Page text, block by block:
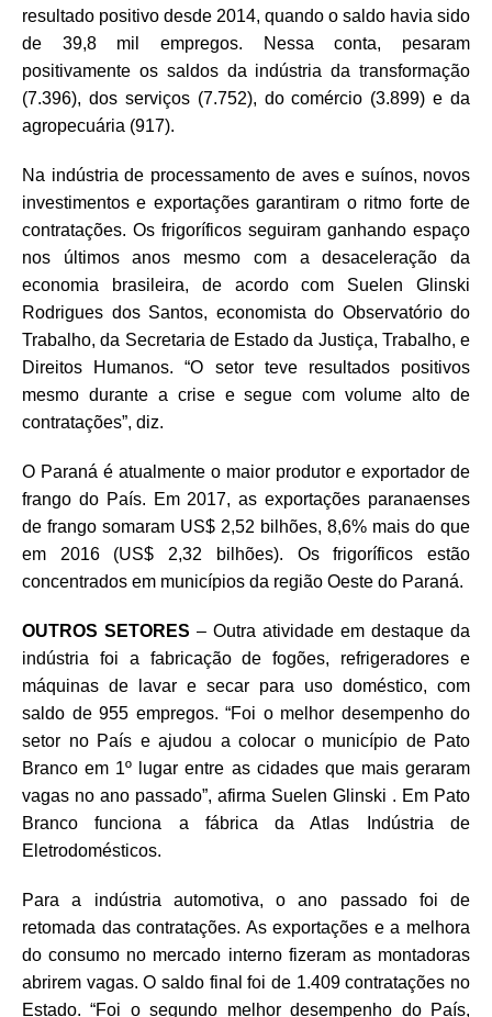
resultado positivo desde 2014, quando o saldo havia sido
de 39,8 mil empregos. Nessa conta, pesaram
positivamente os saldos da indústria da transformação
(7.396), dos serviços (7.752), do comércio (3.899) e da
agropecuária (917).
Na indústria de processamento de aves e suínos, novos
investimentos e exportações garantiram o ritmo forte de
contratações. Os frigoríficos seguiram ganhando espaço
nos últimos anos mesmo com a desaceleração da
economia brasileira, de acordo com Suelen Glinski
Rodrigues dos Santos, economista do Observatório do
Trabalho, da Secretaria de Estado da Justiça, Trabalho, e
Direitos Humanos. “O setor teve resultados positivos
mesmo durante a crise e segue com volume alto de
contratações”, diz.
O Paraná é atualmente o maior produtor e exportador de
frango do País. Em 2017, as exportações paranaenses
de frango somaram US$ 2,52 bilhões, 8,6% mais do que
em 2016 (US$ 2,32 bilhões). Os frigoríficos estão
concentrados em municípios da região Oeste do Paraná.
OUTROS SETORES – Outra atividade em destaque da
indústria foi a fabricação de fogões, refrigeradores e
máquinas de lavar e secar para uso doméstico, com
saldo de 955 empregos. “Foi o melhor desempenho do
setor no País e ajudou a colocar o município de Pato
Branco em 1º lugar entre as cidades que mais geraram
vagas no ano passado”, afirma Suelen Glinski . Em Pato
Branco funciona a fábrica da Atlas Indústria de
Eletrodomésticos.
Para a indústria automotiva, o ano passado foi de
retomada das contratações. As exportações e a melhora
do consumo no mercado interno fizeram as montadoras
abrirem vagas. O saldo final foi de 1.409 contratações no
Estado. “Foi o segundo melhor desempenho do País,